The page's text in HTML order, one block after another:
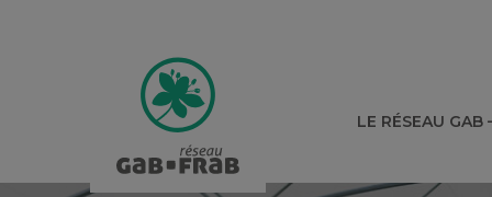
LE RÉSEAU GAB